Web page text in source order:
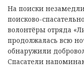
На поиски
поисково-
волонтёры отряда
продолжалась всю
обнаружили
Спасатели